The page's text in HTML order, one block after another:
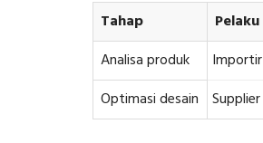
Tahap Pelaku
Analisa produk
Importir
Optimasi desain
Supplier